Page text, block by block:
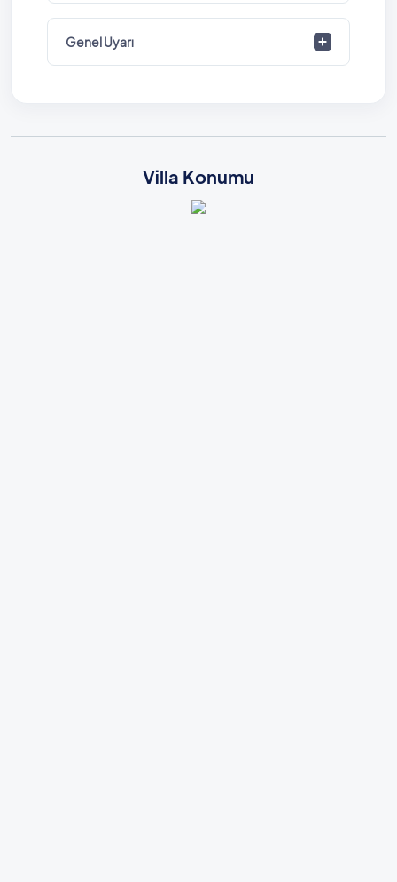
Genel Uyarı
Villa Konumu